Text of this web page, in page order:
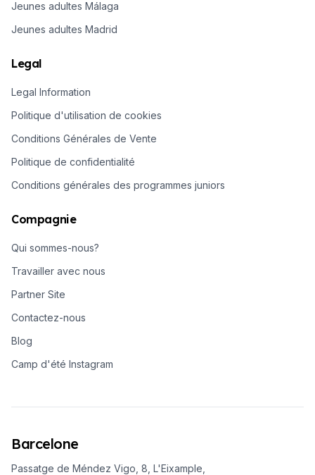
Jeunes adultes Málaga
Jeunes adultes Madrid
Legal
Legal Information
Politique d'utilisation de cookies
Conditions Générales de Vente
Politique de confidentialité
Conditions générales des programmes juniors
Compagnie
Qui sommes-nous?
Travailler avec nous
Partner Site
Contactez-nous
Blog
Camp d'été Instagram
Barcelone
Passatge de Méndez Vigo, 8, L'Eixample,